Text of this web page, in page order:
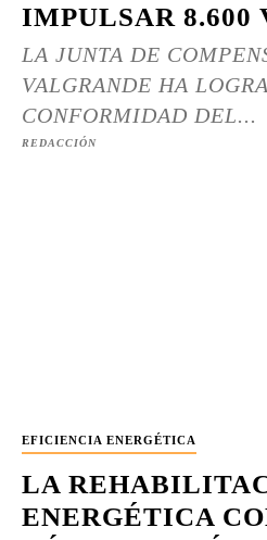
IMPULSAR 8.600
LA JUNTA DE
VALGRANDE HA
CONFORMIDAD DEL...
REDACCIÓN
EFICIENCIA ENERGÉTICA
LA
ENERGÉTICA